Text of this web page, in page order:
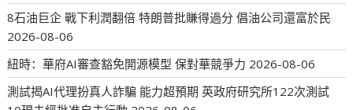
8石油巨企 戰下利潤翻倍 特朗普批賺得過分 倡油公司還富於民
2026-08-06
紐時：華府AI審查豁免開源模型 保對華競爭力 2026-08-06
測試揭AI代理扮真人詐騙 能力超預期 英政府研究所122次測試